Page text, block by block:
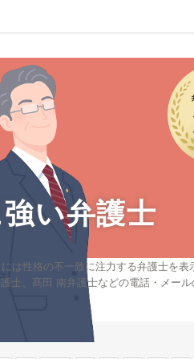
い弁護士
は性格の不一致に注力する弁護士を表
士、髙田 南弁護士などの電話・メー
充実した専門情報で心強い弁護士を